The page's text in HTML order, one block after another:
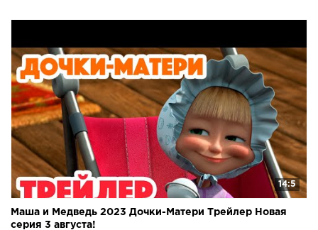
14:5
Маша и Медведь 2023 Дочки-Матери Трейлер Новая
серия 3 августа!